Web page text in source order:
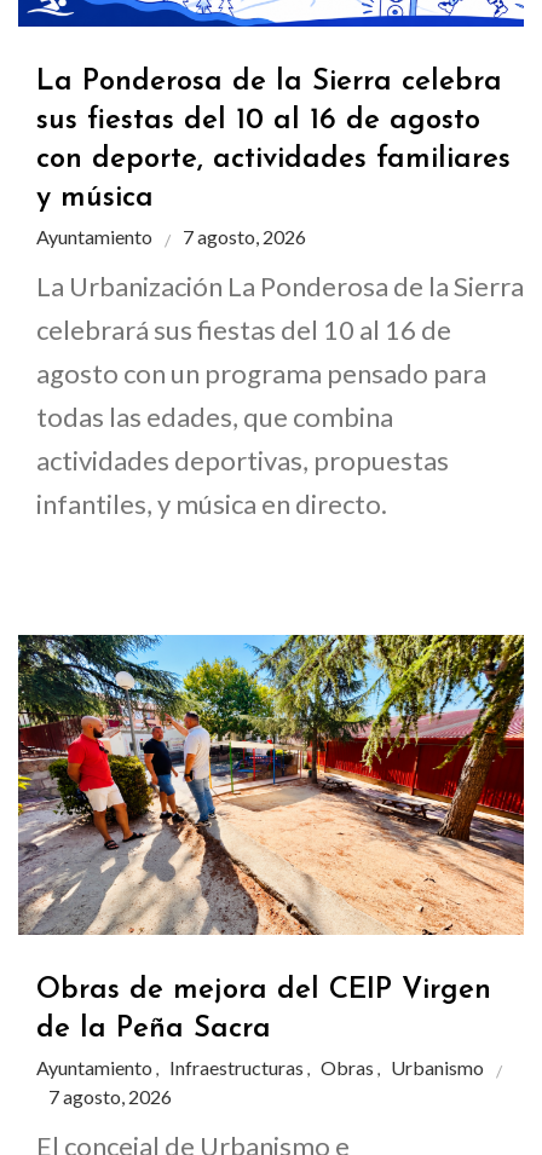
La Ponderosa de la Sierra celebra
sus fiestas del 10 al 16 de agosto
con deporte, actividades familiares
y música
Ayuntamiento 7 agosto, 2026
La Urbanización La Ponderosa de la Sierra
celebrará sus fiestas del 10 al 16 de
agosto con un programa pensado para
todas las edades, que combina
actividades deportivas, propuestas
infantiles, y música en directo.
Obras de mejora del CEIP Virgen
de la Peña Sacra
Ayuntamiento , Infraestructuras , Obras , Urbanismo
7 agosto, 2026
El concejal de Urbanismo e